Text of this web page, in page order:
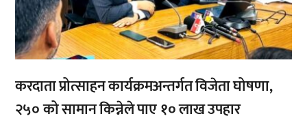
करदाता प्रोत्साहन कार्यक्रमअन्तर्गत विजेता घोषणा,
२५० को सामान किन्नेले पाए १० लाख उपहार